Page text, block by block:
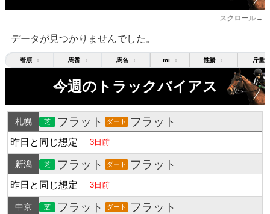
スクロール→
データが見つかりませんでした。
着順 ↕ 馬番 ↕ 馬名 ↕ mi ↕ 性齢 ↕ 斤量
今週のトラックバイアス
札幌 芝 フラット ダート フラット
昨日と同じ想定 3日前
新潟 芝 フラット ダート フラット
昨日と同じ想定 3日前
中京 芝 フラット ダート フラット